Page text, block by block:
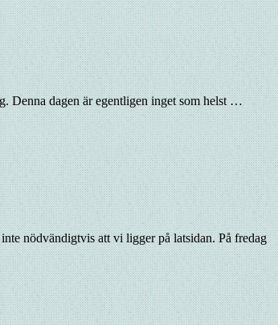
Denna dagen är egentligen inget som helst …
nödvändigtvis att vi ligger på latsidan. På fredag